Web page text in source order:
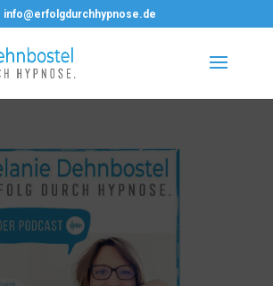
info@erfolgdurchhypnose.de